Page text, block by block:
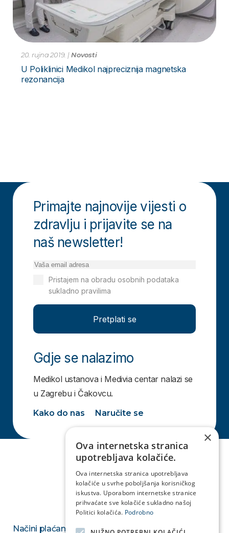
20. rujna 2019. |Novosti
U Poliklinici Medikol najpreciznija magnetska
rezonancija
Primajte najnovije vijesti o
zdravlju i prijavite se na
naš newsletter!
Pretplati se
Pristajem na obradu osobnih podataka
sukladno pravilima
Gdje se nalazimo
Medikol ustanova i Medivia centar nalazi se
u Zagrebu i Čakovcu.
Kako do nas Naručite se
Načini plaćanja
×
Ova internetska stranica
upotrebljava kolačiće.
Ova internetska stranica upotrebljava
kolačiće u svrhe poboljšanja korisničkog
iskustva. Uporabom internetske stranice
prihvaćate sve kolačiće sukladno našoj
Politici kolačića. Podrobno